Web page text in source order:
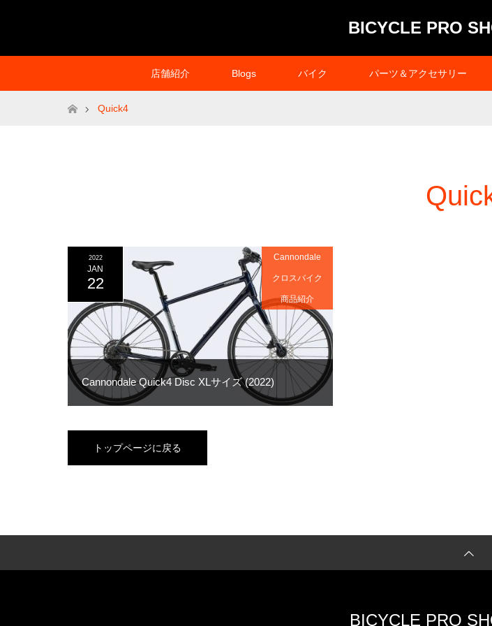
BICYCLE PRO
店舗紹介 Blogs バイク パーツ＆アクセサリー
ホームQuick4
Cannondale Quick4 Disc XLサイズ (2022)
2022
JAN
22
Cannondale
クロスバイク
商品紹介
トップページに戻る
BICYCLE PRO